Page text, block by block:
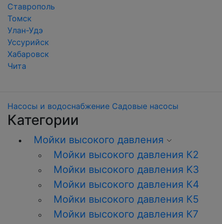
Ставрополь
Томск
Улан-Удэ
Уссурийск
Хабаровск
Чита
Насосы и водоснабжение Садовые насосы
Категории
Мойки высокого давления
Мойки высокого давления К2
Мойки высокого давления K3
Мойки высокого давления К4
Мойки высокого давления К5
Мойки высокого давления К7